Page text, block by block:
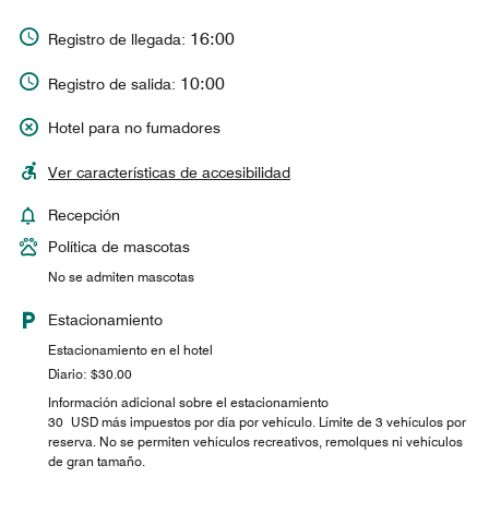
Registro de llegada: 16:00
Registro de salida: 10:00
Hotel para no fumadores
Ver características de accesibilidad
Recepción
Política de mascotas
No se admiten mascotas
Estacionamiento
Estacionamiento en el hotel
Diario: $30.00
Información adicional sobre el estacionamiento
30 USD más impuestos por día por vehículo. Límite de 3 vehículos por
reserva. No se permiten vehículos recreativos, remolques ni vehículos
de gran tamaño.